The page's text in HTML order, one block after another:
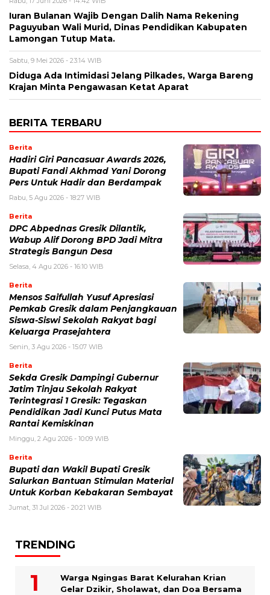
Iuran Bulanan Wajib Dengan Dalih Nama Rekening
Paguyuban Wali Murid, Dinas Pendidikan Kabupaten
Lamongan Tutup Mata.
Sabtu, 9 Mei 2026 - 23:14 WIB
Diduga Ada Intimidasi Jelang Pilkades, Warga Bareng
Krajan Minta Pengawasan Ketat Aparat
BERITA TERBARU
Berita
Hadiri Giri Pancasuar Awards 2026,
Bupati Fandi Akhmad Yani Dorong
Pers Untuk Hadir dan Berdampak
Rabu, 5 Agu 2026 - 18:27 WIB
Berita
DPC Abpednas Gresik Dilantik,
Wabup Alif Dorong BPD Jadi Mitra
Strategis Bangun Desa
Selasa, 4 Agu 2026 - 16:10 WIB
Berita
Mensos Saifullah Yusuf Apresiasi
Pemkab Gresik dalam Penjangkauan
Siswa-Siswi Sekolah Rakyat bagi
Keluarga Prasejahtera
Senin, 3 Agu 2026 - 15:07 WIB
Berita
Sekda Gresik Dampingi Gubernur
Jatim Tinjau Sekolah Rakyat
Terintegrasi 1 Gresik: Tegaskan
Pendidikan Jadi Kunci Putus Mata
Rantai Kemiskinan
Minggu, 2 Agu 2026 - 10:09 WIB
Berita
Bupati dan Wakil Bupati Gresik
Salurkan Bantuan Stimulan Material
Untuk Korban Kebakaran Sembayat
Jumat, 31 Jul 2026 - 20:21 WIB
TRENDING
Warga Ngingas Barat Kelurahan Krian
Gelar Dzikir, Sholawat, dan Doa Bersama